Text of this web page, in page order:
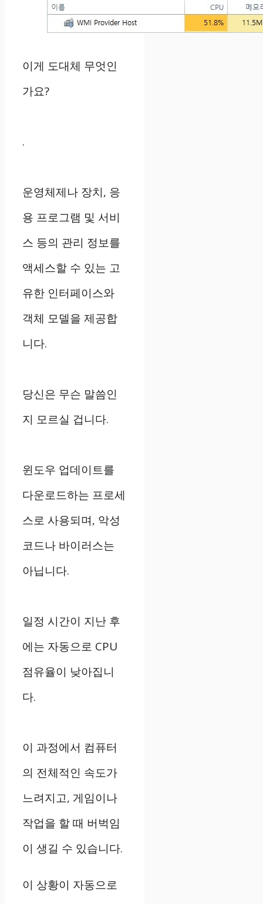
이게 도대체 무엇인
가요?
.
운영체제나 장치, 응
용 프로그램 및 서비
스 등의 관리 정보를
액세스할 수 있는 고
유한 인터페이스와
객체 모델을 제공합
니다.
당신은 무슨 말씀인
지 모르실 겁니다.
윈도우 업데이트를
다운로드하는 프로세
스로 사용되며, 악성
코드나 바이러스는
아닙니다.
일정 시간이 지난 후
에는 자동으로 CPU
점유율이 낮아집니
다.
이 과정에서 컴퓨터
의 전체적인 속도가
느려지고, 게임이나
작업을 할 때 버벅임
이 생길 수 있습니다.
이 상황이 자동으로